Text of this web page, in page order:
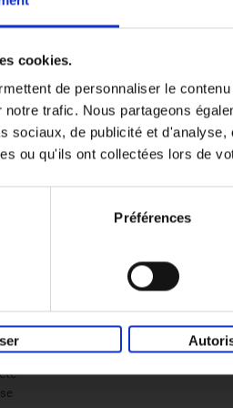
cookies.
de personnaliser le
trafic. Nous partageons
sociaux, de publicité et
ou qu'ils ont collectées lors de
Préférences
Clo
Société
Qui sommes-nous?